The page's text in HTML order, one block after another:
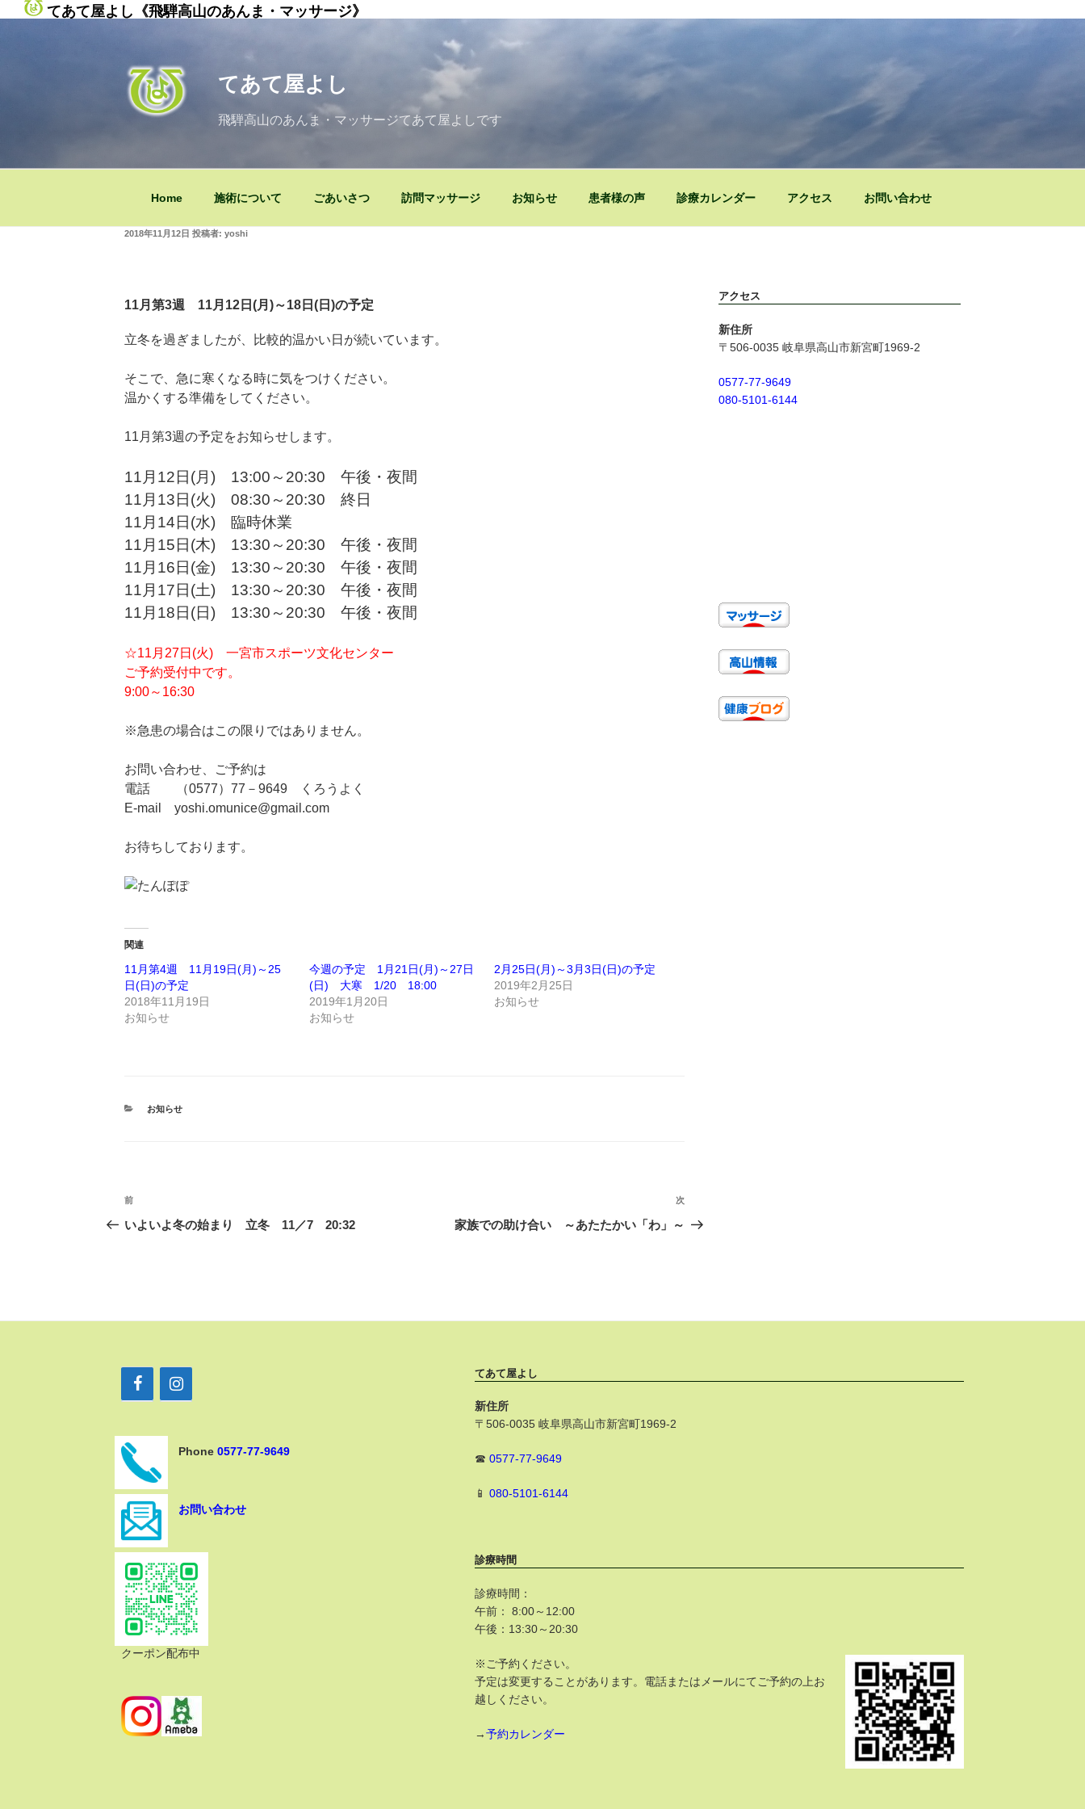
てあて屋よし《飛騨高山のあんま・マッサージ》
てあて屋よし
飛騨高山のあんま・マッサージてあて屋よしです
Home 施術について ごあいさつ 訪問マッサージ お知らせ 患者様の声 診療カレンダー アクセス お問い合わせ
投
2018年11月12日 投稿者: yoshi
11月第3週 11月12日(月)～18日(日)の予定
立冬を過ぎましたが、比較的温かい日が続いています。
そこで、急に寒くなる時に気をつけください。
温かくする準備をしてください。
11月第3週の予定をお知らせします。
11月12日(月) 13:00～20:30 午後・夜間
11月13日(火) 08:30～20:30 終日
11月14日(水) 臨時休業
11月15日(木) 13:30～20:30 午後・夜間
11月16日(金) 13:30～20:30 午後・夜間
11月17日(土) 13:30～20:30 午後・夜間
11月18日(日) 13:30～20:30 午後・夜間
☆11月27日(火) 一宮市スポーツ文化センター
ご予約受付中です。
9:00～16:30
※急患の場合はこの限りではありません。
お問い合わせ、ご予約は
電話 （0577）77－9649 くろうよく
E-mail yoshi.omunice@gmail.com
お待ちしております。
関連
11月第4週 11月19日(月)～25
日(日)の予定
2018年11月19日
お知らせ
今週の予定 1月21日(月)～27日
(日) 大寒 1/20 18:00
2019年1月20日
お知らせ
2月25日(月)～3月3日(日)の予定
2019年2月25日
お知らせ
カ
お知らせ
稿
ナ
ョ
前
の
前
いよいよ冬の始まり 立冬 11／7 20:32
次
の
次
家族での助け合い ～あたたかい「わ」～
アクセス
新住所
〒506-0035 岐阜県高山市新宮町1969-2
0577-77-9649
080-5101-6144
Phone 0577-77-9649
お問い合わせ
クーポン配布中
てあて屋よし
新住所
〒506-0035 岐阜県高山市新宮町1969-2
☎0577-77-9649
📱080-5101-6144
診療時間
診療時間：
午前： 8:00～12:00
午後：13:30～20:30
※ご予約ください。
予定は変更することがあります。電話またはメールにてご予約の上お
越しください。
→予約カレンダー